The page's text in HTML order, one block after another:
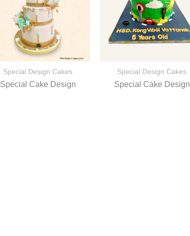
Special Design Cakes
Special Cake Design
Special Design Cakes
Special Cake Design